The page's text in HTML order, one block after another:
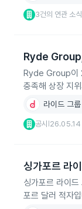
3건의 연관 소식
Ryde
Ryde Group이
충족해 상장 지
라이드 그룹
공시 26.05.14
싱가포르 라
싱가포르 라이
포르 달러 적자